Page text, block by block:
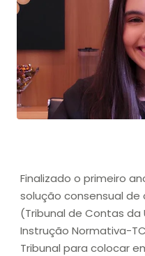
Finalizado o primeiro
solução consensual de
(Tribunal de Contas
Instrução Normativa-
Tribunal para colocar